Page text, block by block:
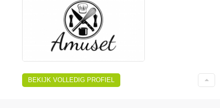
BEKIJK VOLLEDIG PROFIEL